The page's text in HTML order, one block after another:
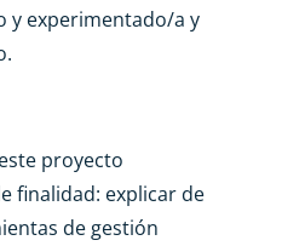
y experimentado/a y
proyecto
finalidad: explicar de
de gestión